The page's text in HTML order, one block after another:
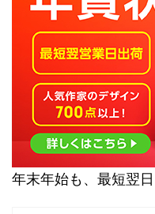
年末年始も、最短翌日